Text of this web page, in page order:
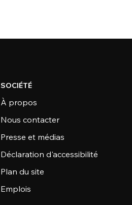
SOCIÉTÉ
À propos
Nous contacter
Presse et médias
Déclaration d'accessibilité
Plan du site
Emplois